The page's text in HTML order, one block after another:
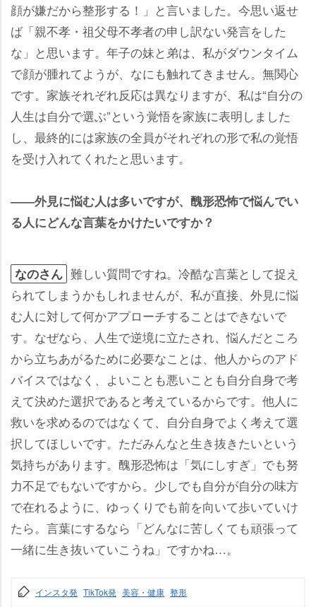
顔が嫌だから整形する！」と言いました。今思い返せ
ば「親不孝・祖父母不孝者の申し訳ない発言をした
な」と思います。年子の妹と弟は、私がダウンタイム
で顔が腫れてようが、なにも触れてきません。無関心
です。家族それぞれ反応は異なりますが、私は“自分の
人生は自分で選ぶ”という覚悟を家族に表明しました
し、最終的には家族の全員がそれぞれの形で私の覚悟
を受け入れてくれたと思います。
――外見に悩む人は多いですが、醜形恐怖で悩んでい
る人にどんな言葉をかけたいですか？
なのさん 難しい質問ですね。冷酷な言葉として捉え
られてしまうかもしれませんが、私が直接、外見に悩
む人に対して何かアプローチすることはできないで
す。なぜなら、人生で逆境に立たされ、悩んだところ
から立ちあがるために必要なことは、他人からのアド
バイスではなく、よいことも悪いことも自分自身で考
えて決めた選択であると考えているからです。他人に
救いを求めるのではなくて、自分自身でよく考えて選
択してほしいです。ただみんなと生き抜きたいという
気持ちがあります。醜形恐怖は「気にしすぎ」でも努
力不足でもないですから。少しでも自分が自分の味方
で在れるように、ゆっくりでも前を向いて歩いていけ
たら。言葉にするなら「どんなに苦しくても頑張って
一緒に生き抜いていこうね」ですかね…。
インスタ発 TikTok発 美容・健康 整形